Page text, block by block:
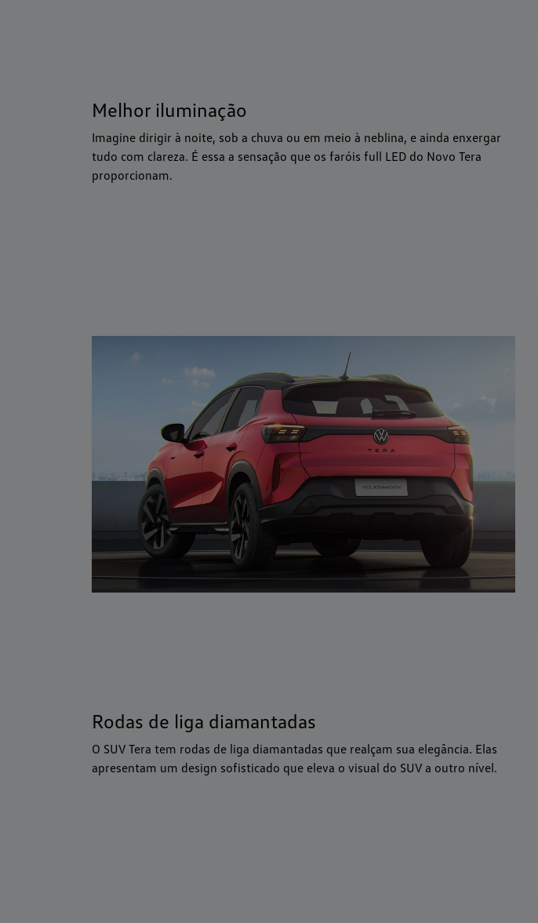
Melhor iluminação
Imagine dirigir à noite, sob a chuva ou em meio à neblina, e ainda enxergar
tudo com clareza. É essa a sensação que os faróis full LED do Novo Tera
proporcionam.
Rodas de liga diamantadas
O SUV Tera tem rodas de liga diamantadas que realçam sua elegância. Elas
apresentam um design sofisticado que eleva o visual do SUV a outro nível.